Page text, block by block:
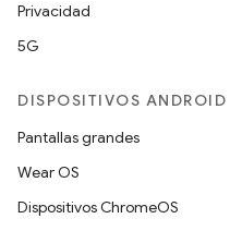
Privacidad
5G
DISPOSITIVOS ANDROID
Pantallas grandes
Wear OS
Dispositivos ChromeOS